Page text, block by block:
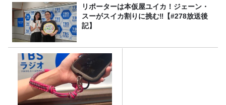
リポーターは本仮屋ユイカ！ジェーン・
スーがスイカ割りに挑む‼【#278放送後
記】